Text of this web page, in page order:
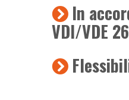
In
VDI/VDE